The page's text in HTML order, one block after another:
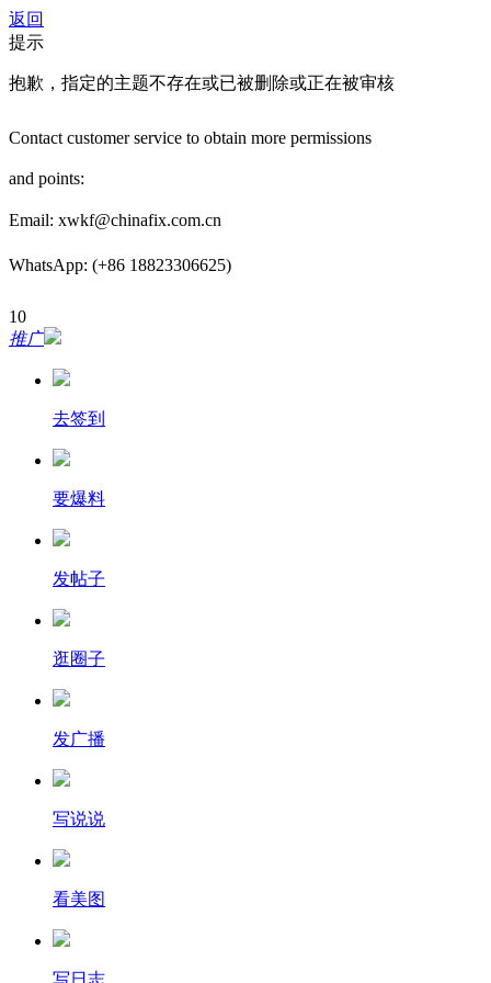
返回
提示
抱歉，指定的主题不存在或已被删除或正在被审核
Contact customer service to obtain more permissions
and points:
Email: xwkf@chinafix.com.cn
WhatsApp: (+86 18823306625)
10
推广
去签到
要爆料
发帖子
逛圈子
发广播
写说说
看美图
写日志